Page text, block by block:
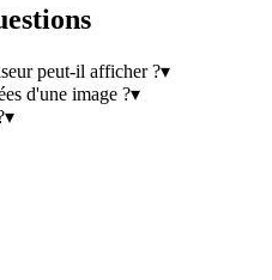
peut-il afficher ?▾
d'une image ?▾
▾